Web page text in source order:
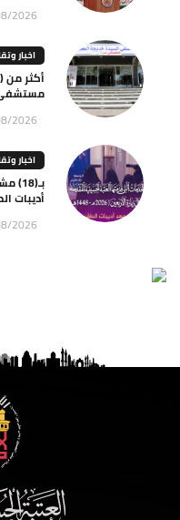
2026
اخبار
مستشفى
2026
اخبار
أديبات
2026